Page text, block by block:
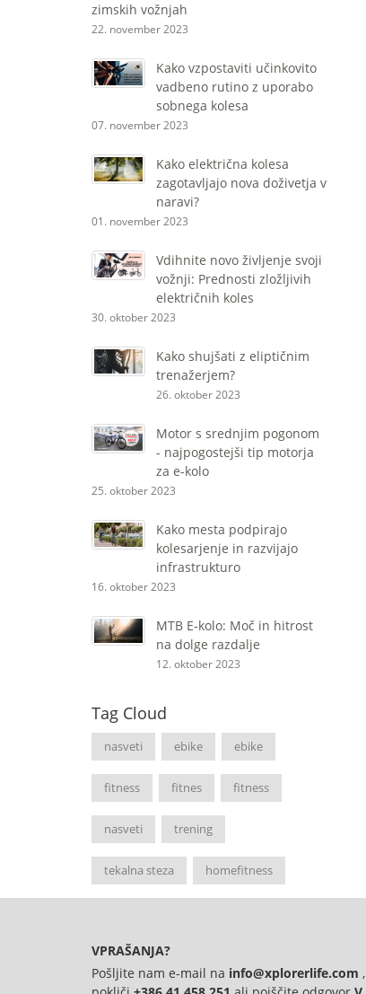
zimskih vožnjah
22. november 2023
Kako vzpostaviti učinkovito
vadbeno rutino z uporabo
sobnega kolesa
07. november 2023
Kako električna kolesa
zagotavljajo nova doživetja v
naravi?
01. november 2023
Vdihnite novo življenje svoji
vožnji: Prednosti zložljivih
električnih koles
30. oktober 2023
Kako shujšati z eliptičnim
trenažerjem?
26. oktober 2023
Motor s srednjim pogonom
- najpogostejši tip motorja
za e-kolo
25. oktober 2023
Kako mesta podpirajo
kolesarjenje in razvijajo
infrastrukturo
16. oktober 2023
MTB E-kolo: Moč in hitrost
na dolge razdalje
12. oktober 2023
Tag Cloud
nasveti ebike ebike
fitness fitnes fitness
nasveti trening
tekalna steza homefitness
VPRAŠANJA?
Pošljite nam e-mail na info@xplorerlife.com ,